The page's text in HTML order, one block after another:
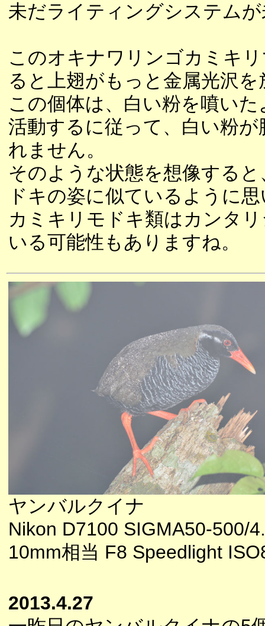
未だライティングシステム
このオキナワリンゴカミキ
ると上翅がもっと金属光沢
この個体は、白い粉を噴い
活動するに従って、白い粉
れません。
そのような状態を想像する
ドキの姿に似ているように
カミキリモドキ類はカンタ
いる可能性もありますね。
ヤンバルクイナ
Nikon D7100 SIGMA50-500/
10mm相当 F8 Speedlight
2013.4.27